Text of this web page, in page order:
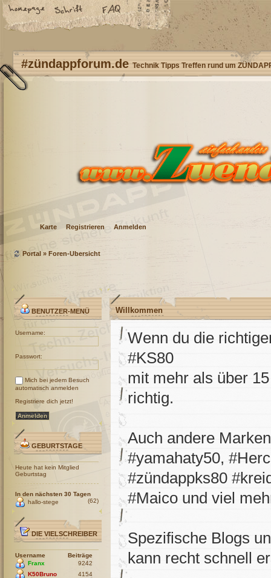
#zündappforum.de Technik Tipps Treffen rund um
Karte Registrieren Anmelden
Portal » Foren-Übersicht
BENUTZER-MENÜ
Username:
Passwort:
Mich bei jedem Besuch
automatisch anmelden
Registriere dich jetzt!
GEBURTSTAGE
Heute hat kein Mitglied
Geburtstag
In den nächsten 30 Tagen
hallo-stege
(62)
DIE VIELSCHREIBER
Username
Beiträge
Franx
9242
K50Bruno
4154
Willkommen
Wenn du die
#KS80
mit mehr als über
richtig.
Auch andere
#yamahaty50,
#zündappks80
#Maico und viel
Spezifische Blogs
kann recht schnell